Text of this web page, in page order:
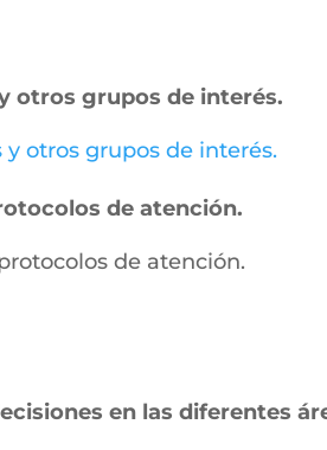
otros grupos de interés.
y otros grupos de interés.
de atención.
de atención.
en las diferentes